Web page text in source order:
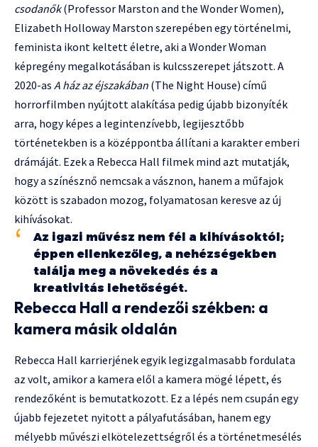
csodanők(Professor Marston and the Wonder Women),
Elizabeth Holloway Marston szerepében egy történelmi,
feminista ikont keltett életre, aki a Wonder Woman
képregény megalkotásában is kulcsszerepet játszott. A
2020-as A ház az éjszakában (The Night House) című
horrorfilmben nyújtott alakítása pedig újabb bizonyíték
arra, hogy képes a legintenzívebb, legijesztőbb
történetekben is a középpontba állítani a karakter emberi
drámáját. Ezek a Rebecca Hall filmek mind azt mutatják,
hogy a színésznő nemcsak a vásznon, hanem a műfajok
között is szabadon mozog, folyamatosan keresve az új
kihívásokat.
Az igazi művész nem fél a kihívásoktól;
éppen ellenkezőleg, a nehézségekben
találja meg a növekedés és a
kreativitás lehetőségét.
Rebecca Hall a rendezői székben: a
kamera másik oldalán
Rebecca Hall karrierjének egyik legizgalmasabb fordulata
az volt, amikor a kamera elől a kamera mögé lépett, és
rendezőként is bemutatkozott. Ez a lépés nem csupán egy
újabb fejezetet nyitott a pályafutásában, hanem egy
mélyebb művészi elkötelezettségről és a történetmesélés